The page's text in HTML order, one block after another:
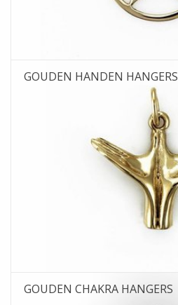
GOUDEN HANDEN HANGERS
GOUDEN CHAKRA HANGERS